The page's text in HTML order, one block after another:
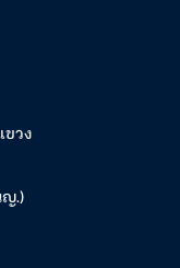
วง
ญ.)